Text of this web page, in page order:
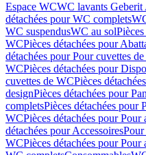
Espace WCWC lavants Geberit
détachées pour WC complets
WC suspendusWC au sol
WCPièces détachées pour
détachées pour Pour cuvettes
WCPièces détachées pour
cuvettes de WCPièces
designPièces détachées pour
completsPièces détachées pour
WCPièces détachées pour Pour
détachées pour Accessoires
WCPièces détachées pour Pour